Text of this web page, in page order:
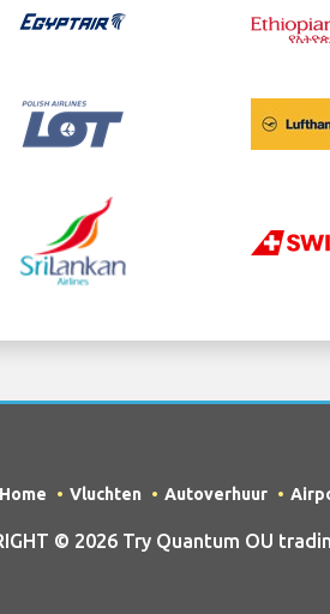
Home Vluchten Autoverhuur
© 2026 Try Quantum OU